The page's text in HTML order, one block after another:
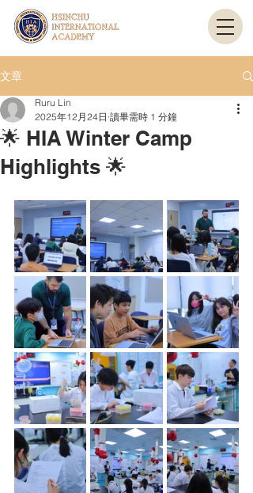
文章
🌟 HIA Winter Camp
Highlights 🌟
Ruru Lin
2025年12月24日 讀畢需時 1 分鐘